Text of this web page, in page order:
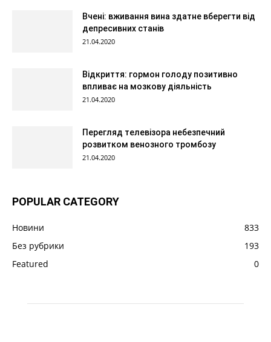
Вчені: вживання вина здатне вберегти від
депресивних станів
21.04.2020
Відкриття: гормон голоду позитивно
впливає на мозкову діяльність
21.04.2020
Перегляд телевізора небезпечний
розвитком венозного тромбозу
21.04.2020
POPULAR CATEGORY
Новини
833
Без рубрики
193
Featured
0